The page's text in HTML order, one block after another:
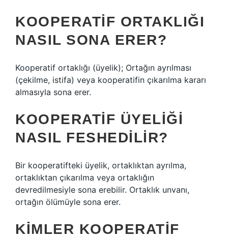
KOOPERATIF ORTAKLIĞI
NASIL SONA ERER?
Kooperatif ortaklığı (üyelik); Ortağın ayrılması
(çekilme, istifa) veya kooperatifin çıkarılma kararı
almasıyla sona erer.
KOOPERATIF ÜYELIĞI
NASIL FESHEDILIR?
Bir kooperatifteki üyelik, ortaklıktan ayrılma,
ortaklıktan çıkarılma veya ortaklığın
devredilmesiyle sona erebilir. Ortaklık unvanı,
ortağın ölümüyle sona erer.
KIMLER KOOPERATIF